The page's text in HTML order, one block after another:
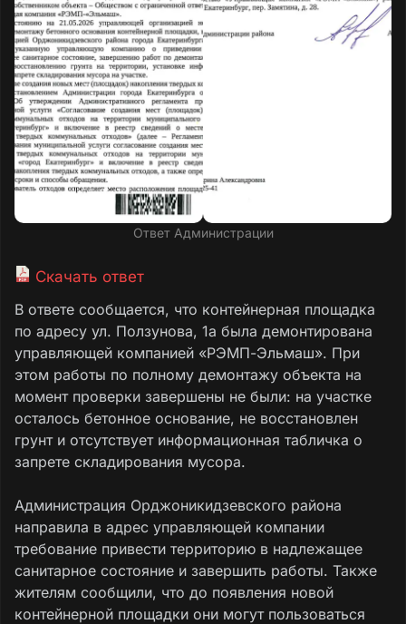
Ответ Администрации
Скачать ответ
В ответе сообщается, что контейнерная площадка
по адресу ул. Ползунова, 1а была демонтирована
управляющей компанией «РЭМП-Эльмаш». При
этом работы по полному демонтажу объекта на
момент проверки завершены не были: на участке
осталось бетонное основание, не восстановлен
грунт и отсутствует информационная табличка о
запрете складирования мусора.
Администрация Орджоникидзевского района
направила в адрес управляющей компании
требование привести территорию в надлежащее
санитарное состояние и завершить работы. Также
жителям сообщили, что до появления новой
контейнерной площадки они могут пользоваться